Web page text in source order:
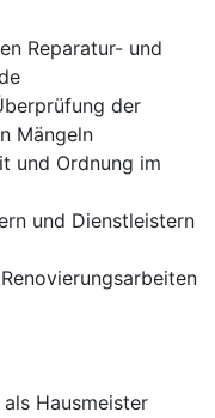
Reparatur- und
der
Mängeln
und Ordnung im
und Dienstleistern
Hausmeister